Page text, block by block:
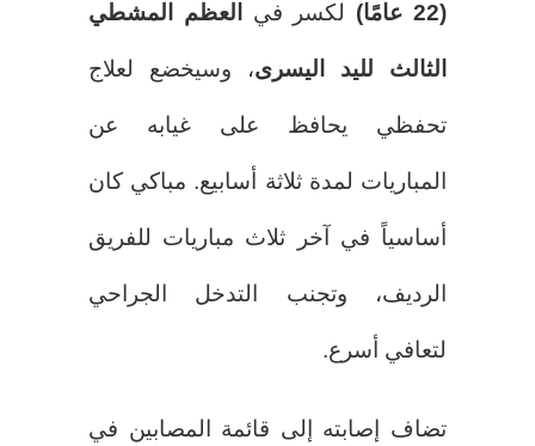
(22 عامًا) لكسر في العظم المشطي
الثالث لليد اليسرى، وسيخضع لعلاج
تحفظي يحافظ على غيابه عن
المباريات لمدة ثلاثة أسابيع. مباكي كان
أساسياً في آخر ثلاث مباريات للفريق
الرديف، وتجنب التدخل الجراحي
لتعافي أسرع.
تضاف إصابته إلى قائمة المصابين في